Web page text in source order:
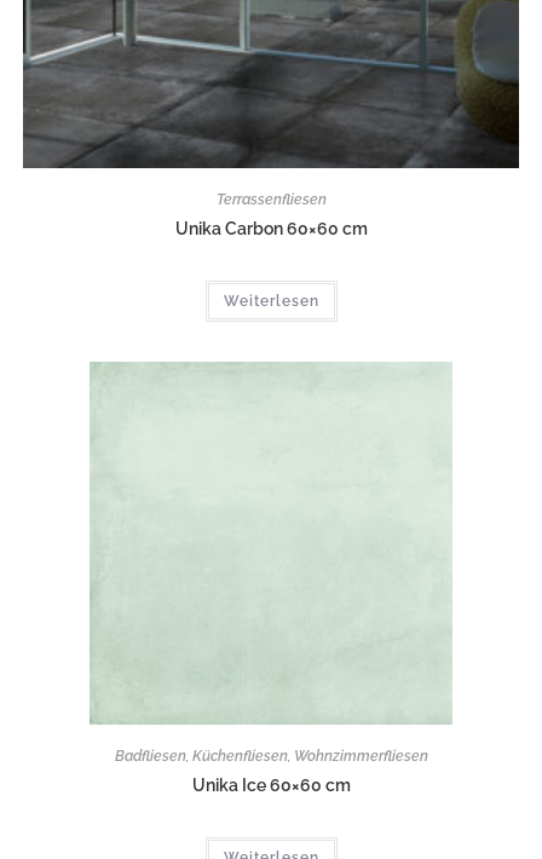
Terrassenfliesen
Unika Carbon 60×60 cm
Weiterlesen
Badfliesen, Küchenfliesen, Wohnzimmerfliesen
Unika Ice 60×60 cm